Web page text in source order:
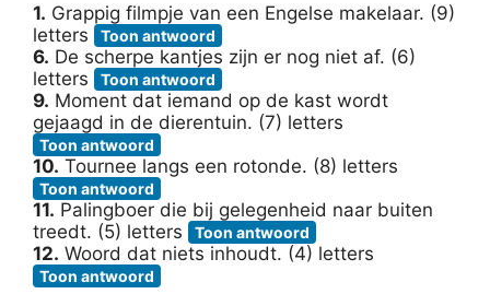
1. Grappig filmpje van een Engelse makelaar. (9)
letters
Toon antwoord
6. De scherpe kantjes zijn er nog niet af. (6)
letters
Toon antwoord
9. Moment dat iemand op de kast wordt
gejaagd in de dierentuin. (7) letters
Toon antwoord
10. Tournee langs een rotonde. (8) letters
Toon antwoord
11. Palingboer die bij gelegenheid naar buiten
treedt. (5) letters
Toon antwoord
12. Woord dat niets inhoudt. (4) letters
Toon antwoord